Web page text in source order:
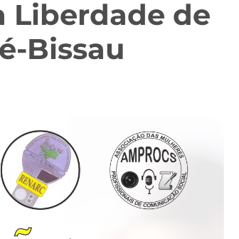
Liberdade de
Bissau